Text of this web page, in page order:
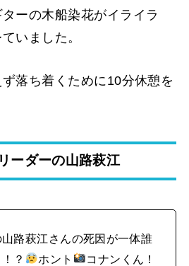
ーの木船染花がイライラ
いました。
落ち着くために10分休憩を
ーダーの山路萩江
路萩江さんの死因が一体誰
？
ホント
コナンくん！